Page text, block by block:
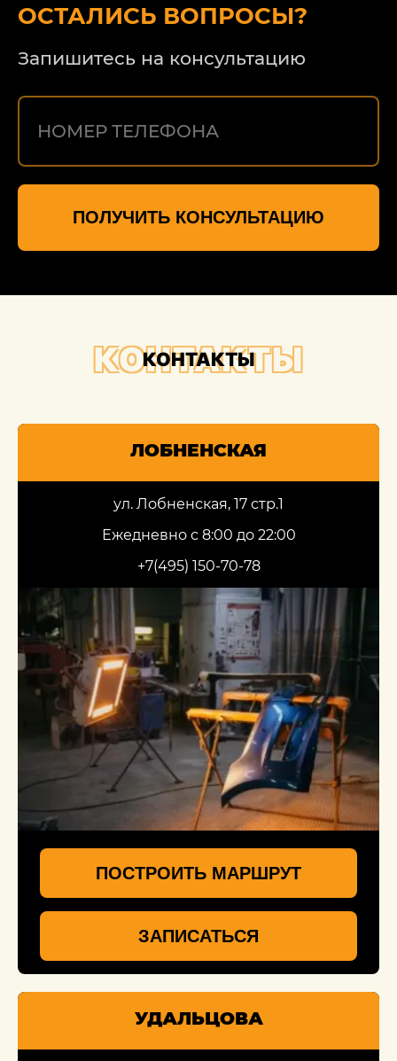
ОСТАЛИСЬ ВОПРОСЫ?
Запишитесь на консультацию
ПОЛУЧИТЬ КОНСУЛЬТАЦИЮ
КОНТАКТЫ
КОНТАКТЫ
ЛОБНЕНСКАЯ
ул. Лобненская, 17 стр.1
Ежедневно с 8:00 до 22:00
+7(495) 150-70-78
ПОСТРОИТЬ МАРШРУТ
ЗАПИСАТЬСЯ
УДАЛЬЦОВА